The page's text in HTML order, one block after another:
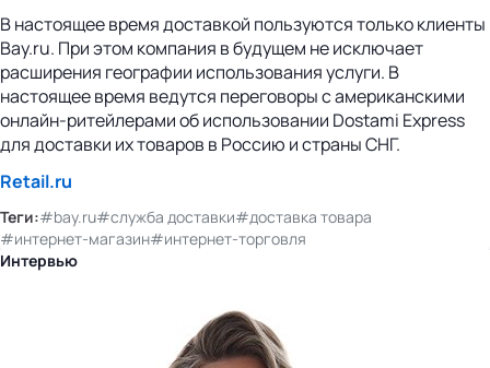
В настоящее время доставкой пользуются только клиенты
Bay.ru. При этом компания в будущем не исключает
расширения географии использования услуги. В
настоящее время ведутся переговоры с американскими
онлайн-ритейлерами об использовании Dostami Express
для доставки их товаров в Россию и страны СНГ.
Retail.ru
Теги:#bay.ru#служба доставки#доставка товара
#интернет-магазин#интернет-торговля
Интервью